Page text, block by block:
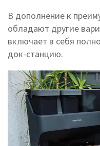
В дополнение к
обладают другие
включает в себя
док-станцию.